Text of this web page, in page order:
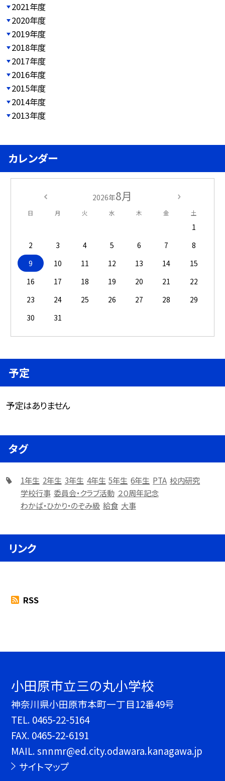
2021年度
2020年度
2019年度
2018年度
2017年度
2016年度
2015年度
2014年度
2013年度
カレンダー
2026年8月
日 月 火 水 木 金 土
1
2
3 4 5 6 7
8
9
10 11 12 13 14
15
16
17 18 19 20 21
22
23
24 25 26 27 28
29
30
31
予定
予定はありません
タグ
1年生 2年生 3年生 4年生 5年生 6年生 PTA 校内研究
学校行事 委員会・クラブ活動 ２０周年記念
わかば・ひかり・のぞみ級 給食 大事
リンク
RSS
小田原市立三の丸小学校
神奈川県小田原市本町一丁目12番49号
TEL. 0465-22-5164
FAX. 0465-22-6191
MAIL. snnmr@ed.city.odawara.kanagawa.jp
サイトマップ